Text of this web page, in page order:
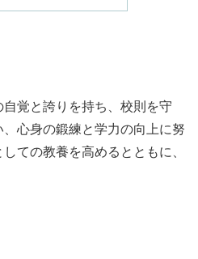
覚と誇りを持ち、校則を守
心身の鍛練と学力の向上に努
ての教養を高めるとともに、